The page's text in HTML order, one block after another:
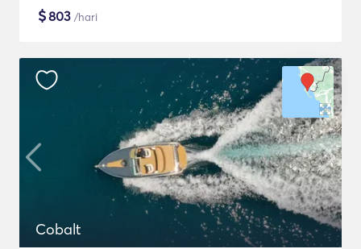
$803 /hari
Cobalt